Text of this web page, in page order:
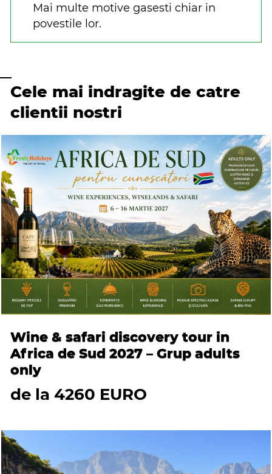
Mai multe motive gasesti chiar in
povestile lor.
Cele mai indragite de catre
clientii nostri
Wine & safari discovery tour in
Africa de Sud 2027 – Grup adults
only
de la 4260 EURO